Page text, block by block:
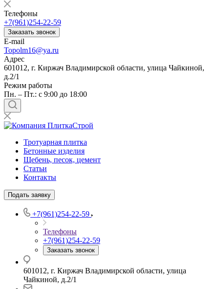
Телефоны
+7(961)254-22-59
Заказать звонок
E-mail
Topolm16@ya.ru
Адрес
601012, г. Киржач Владимирской области, улица Чайкиной,
д.2/1
Режим работы
Пн. – Пт.: с 9:00 до 18:00
Тротуарная плитка
Бетонные изделия
Щебень, песок, цемент
Статьи
Контакты
Подать заявку
+7(961)254-22-59
Телефоны
+7(961)254-22-59
Заказать звонок
601012, г. Киржач Владимирской области, улица
Чайкиной, д.2/1